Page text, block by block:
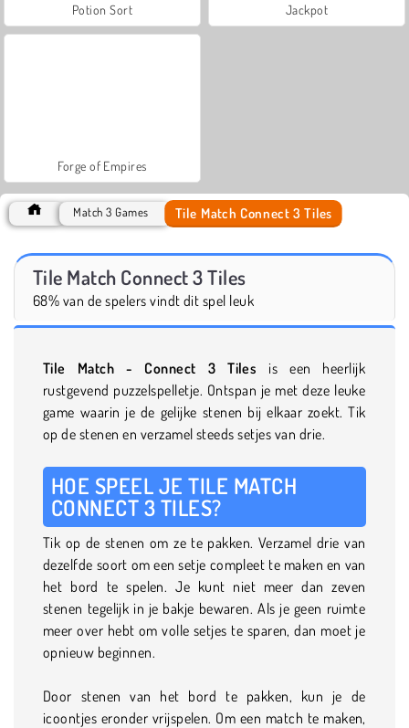
Potion Sort Jackpot
Forge of Empires
Match 3 Games Tile Match Connect 3 Tiles
Tile Match Connect 3 Tiles
68% van de spelers vindt dit spel leuk
Tile Match - Connect 3 Tiles is een heerlijk
rustgevend puzzelspelletje. Ontspan je met deze leuke
game waarin je de gelijke stenen bij elkaar zoekt. Tik
op de stenen en verzamel steeds setjes van drie.
HOE SPEEL JE TILE MATCH
CONNECT 3 TILES?
Tik op de stenen om ze te pakken. Verzamel drie van
dezelfde soort om een setje compleet te maken en van
het bord te spelen. Je kunt niet meer dan zeven
stenen tegelijk in je bakje bewaren. Als je geen ruimte
meer over hebt om volle setjes te sparen, dan moet je
opnieuw beginnen.
Door stenen van het bord te pakken, kun je de
icoontjes eronder vrijspelen. Om een match te maken,